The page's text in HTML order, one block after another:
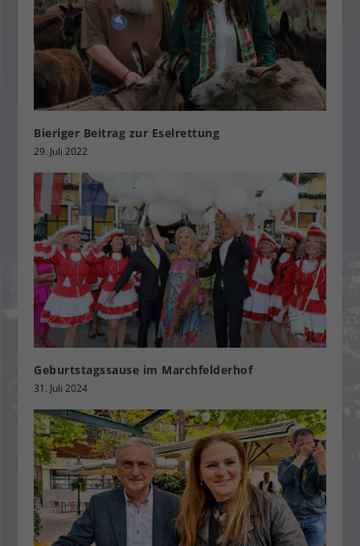
Bieriger Beitrag zur Eselrettung
29. Juli 2022
Geburtstagssause im Marchfelderhof
31. Juli 2024